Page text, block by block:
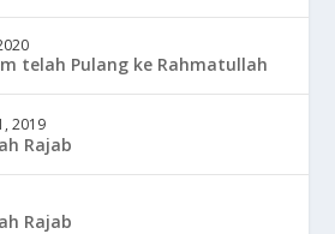
telah Pulang ke Rahmatullah
2019
Rajab
Rajab